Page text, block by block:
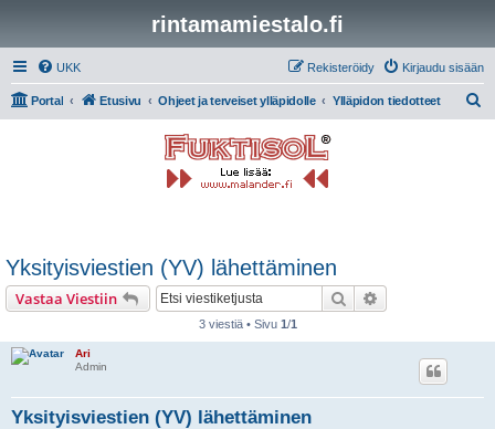
rintamamiestalo.fi
UKK Kirjaudu sisään
Rekisteröidy
Portal Etusivu Ohjeet ja terveiset ylläpidolle Ylläpidon tiedotteet
Yksityisviestien (YV) lähettäminen
Vastaa Viestiin Etsi
3 viestiä • Sivu 1/1
Ari
Admin
Yksityisviestien (YV) lähettäminen